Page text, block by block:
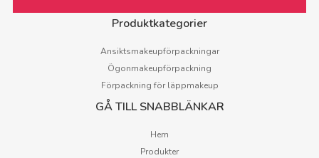
Produktkategorier
Ansiktsmakeupförpackningar
Ögonmakeupförpackning
Förpackning för läppmakeup
GÅ TILL SNABBLÄNKAR
Hem
Produkter